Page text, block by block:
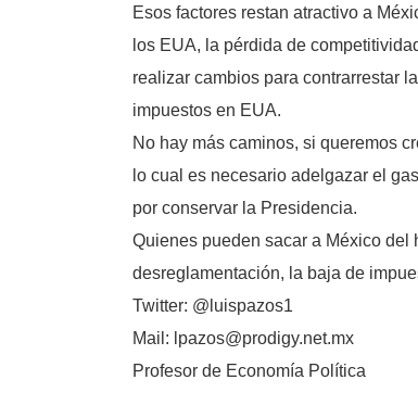
Esos factores restan atractivo a
los EUA, la pérdida de
realizar cambios para contrarrestar
impuestos en EUA.
No hay más caminos, si queremos
lo cual es necesario adelgazar el
por conservar la Presidencia.
Quienes pueden sacar a México
desreglamentación, la baja de
Twitter: @luispazos1
Mail: lpazos@prodigy.net.mx
Profesor de Economía Política